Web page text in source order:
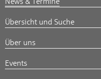
Übersicht und Suche
Über uns
Events